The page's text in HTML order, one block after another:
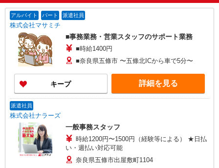
掲載期間終了
アルバイト パート 派遣社員
株式会社マサミチ
■事務業務・営業スタッフのサポート業務
■時給1400円
■奈良県五條市 〜五條北ICから車で5分〜
キープ 詳細を見る
派遣社員
株式会社ナラーズ
一般事務スタッフ
時給1200円〜1500円（経験等による） ★日払
い・週払い対応可能
奈良県五條市出屋敷町1104